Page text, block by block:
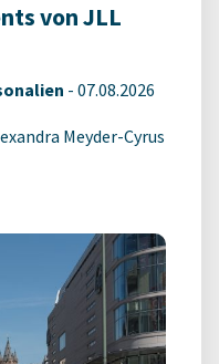
von JLL
- 07.08.2026
Meyder-Cyrus